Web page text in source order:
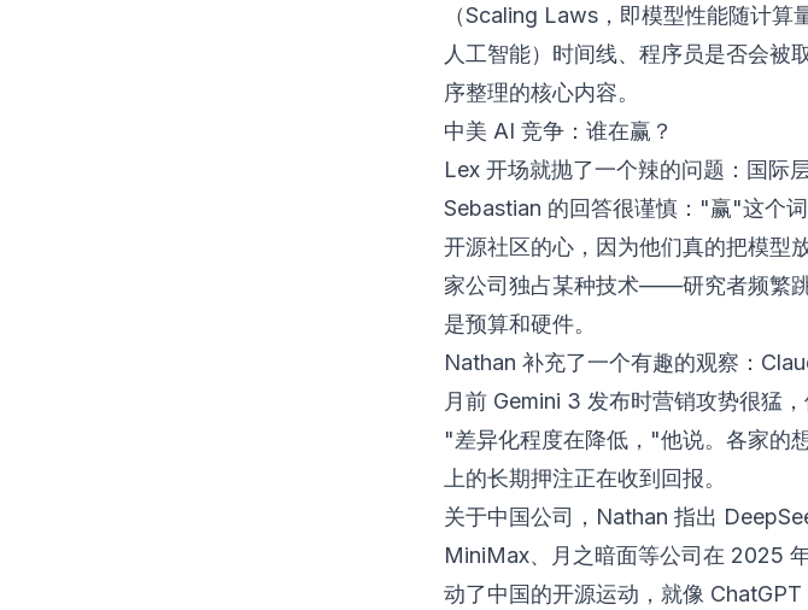
（Scaling Laws，即模型性能随计算
人工智能）时间线、程序员是否会
序整理的核心内容。
中美 AI 竞争：谁在赢？
Lex 开场就抛了一个辣的问题：国际
Sebastian 的回答很谨慎："赢"这个
开源社区的心，因为他们真的把模型
家公司独占某种技术——研究者频繁
是预算和硬件。
Nathan 补充了一个有趣的观察：
月前 Gemini 3 发布时营销攻势很猛
"差异化程度在降低，"他说。各家的
上的长期押注正在收到回报。
关于中国公司，Nathan 指出
MiniMax、月之暗面等公司在 2025
动了中国的开源运动，就像 ChatGPT